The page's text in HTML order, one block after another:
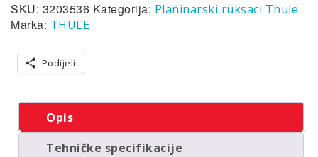
SKU: 3203536 Kategorija: Planinarski ruksaci Thule
Marka: THULE
Podijeli
Opis
Tehničke specifikacije